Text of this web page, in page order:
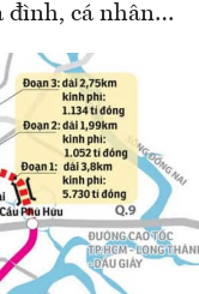
đình, cá nhân…